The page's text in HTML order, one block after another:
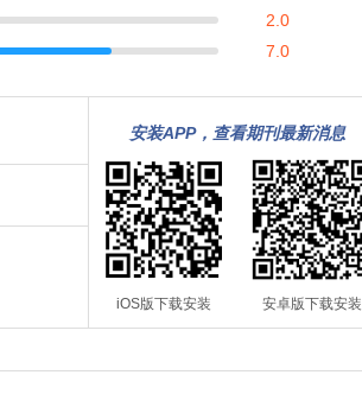
2.0
7.0
安装APP，查看期刊最新消息
iOS版下载安装 安卓版下载安装